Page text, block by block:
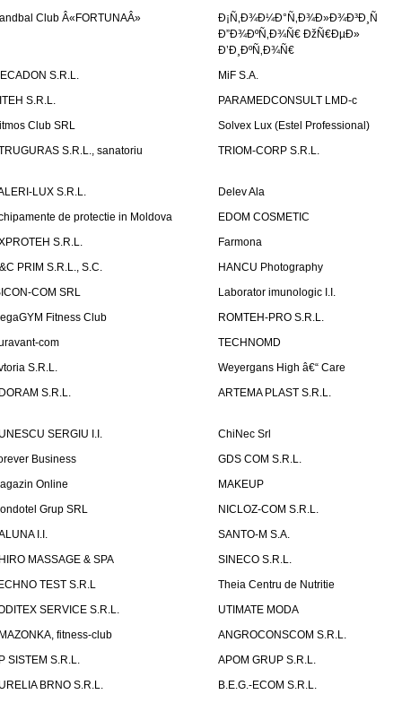
Club Â«FORTUNAÂ»
Ð¡Ñ‚Ð¾Ð¼Ð°Ñ‚Ð¾Ð»Ð¾Ð³Ð¸Ñ
Ð”Ð¾ÐºÑ‚Ð¾Ñ€ ÐžÑ€ÐµÐ»
Ð’Ð¸ÐºÑ‚Ð¾Ñ€
S.R.L.
MiF S.A.
S.R.L.
PARAMEDCONSULT LMD-c
Club SRL
Solvex Lux (Estel Professional)
S.R.L., sanatoriu
TRIOM-CORP S.R.L.
LUX S.R.L.
Delev Ala
de protectie in Moldova
EDOM COSMETIC
S.R.L.
Farmona
PRIM S.R.L., S.C.
HANCU Photography
COM SRL
Laborator imunologic I.I.
Fitness Club
ROMTEH-PRO S.R.L.
com
TECHNOMD
S.R.L.
Weyergans High â€“ Care
S.R.L.
ARTEMA PLAST S.R.L.
SERGIU I.I.
ChiNec Srl
Business
GDS COM S.R.L.
Online
MAKEUP
Grup SRL
NICLOZ-COM S.R.L.
I.I.
SANTO-M S.A.
MASSAGE & SPA
SINECO S.R.L.
TEST S.R.L
Theia Centru de Nutritie
SERVICE S.R.L.
UTIMATE MODA
fitness-club
ANGROCONSCOM S.R.L.
SISTEM S.R.L.
APOM GRUP S.R.L.
BRNO S.R.L.
B.E.G.-ECOM S.R.L.